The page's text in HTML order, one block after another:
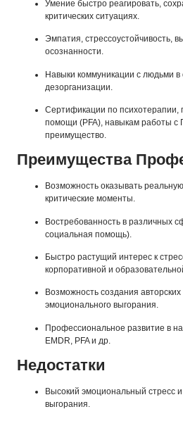
Умение быстро реагировать,
критических ситуациях.
Эмпатия, стрессоустойчивость,
осознанности.
Навыки коммуникации с людьми в
дезорганизации.
Сертификации по психотерапии,
помощи (PFA), навыкам работы
преимущество.
Преимущества
Возможность оказывать
критические моменты.
Востребованность в различных
социальная помощь).
Быстро растущий интерес к
корпоративной и
Возможность создания
эмоционального выгорания.
Профессиональное развитие в
EMDR, PFA и др.
Недостатки
Высокий эмоциональный стресс
выгорания.